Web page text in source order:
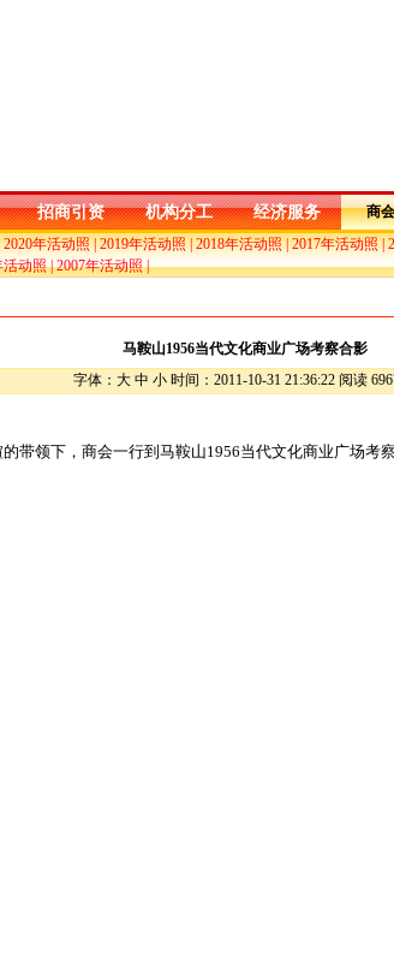
招商引资 机构分工 经济服务 商
2020年活动照|2019年活动照|2018年活动照|2017年活动照|
活动照|2007年活动照|
马鞍山1956当代文化商业广场考察合影
字体：大 中 小 时间：2011-10-31 21:36:22 阅读
带领下，商会一行到马鞍山1956当代文化商业广场考察